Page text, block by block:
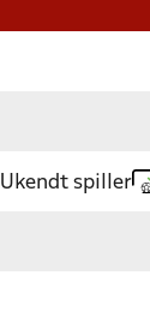
Ukendt spiller